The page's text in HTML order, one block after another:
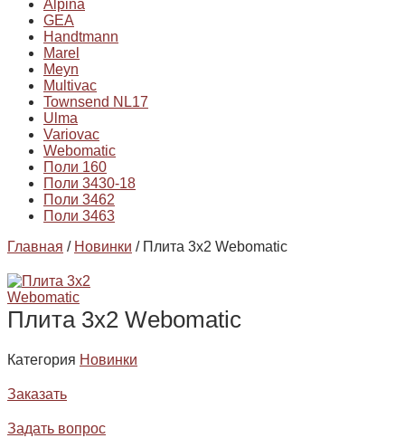
Alpina
GEA
Handtmann
Marel
Meyn
Multivac
Townsend NL17
Ulma
Variovac
Webomatic
Поли 160
Поли 3430-18
Поли 3462
Поли 3463
Главная / Новинки / Плита 3х2 Webomatic
Плита 3х2 Webomatic
Категория Новинки
Заказать
Задать вопрос